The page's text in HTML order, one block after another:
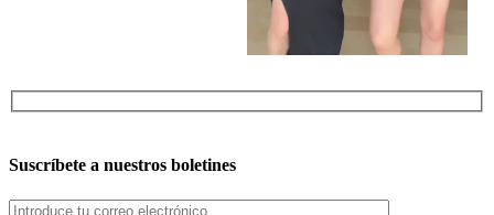
Suscríbete a nuestros boletines